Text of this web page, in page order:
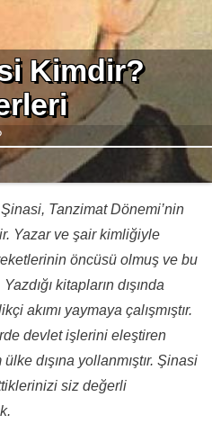
Kimdir?
Tanzimat Dönemi’nin
Yazar ve şair kimliğiyle
öncüsü olmuş ve bu
kitapların dışında
akımı yaymaya çalışmıştır.
devlet işlerini eleştiren
dışına yollanmıştır. Şinasi
siz değerli